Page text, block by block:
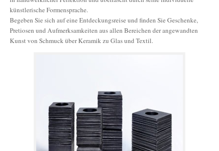
künstlerische Formensprache.
Begeben Sie sich auf eine Entdeckungsreise und finden Sie Geschenke,
Pretiosen und Aufmerksamkeiten aus allen Bereichen der angewandten
Kunst von Schmuck über Keramik zu Glas und Textil.